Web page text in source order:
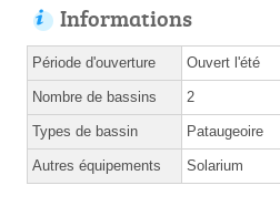
Informations
Période d'ouverture Ouvert l'été
Nombre de bassins 2
Types de bassin Pataugeoire
Autres équipements Solarium